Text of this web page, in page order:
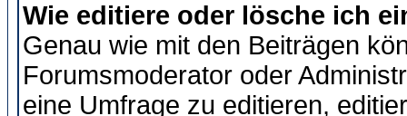
Wie editiere oder lösche ich
Genau wie mit den Beiträgen
Forumsmoderator oder
eine Umfrage zu editieren,